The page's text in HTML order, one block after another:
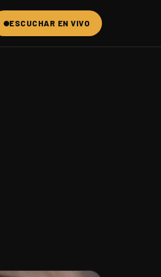
ESCUCHAR EN VIVO